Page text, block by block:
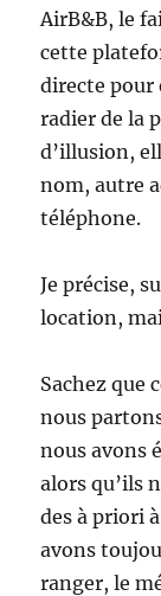
AirB&B, le
cette
directe pour
radier de la
d’illusion,
nom, autre
téléphone.
Je précise,
location,
Sachez que
nous
nous avons
alors qu’ils
des à priori
avons
ranger, le